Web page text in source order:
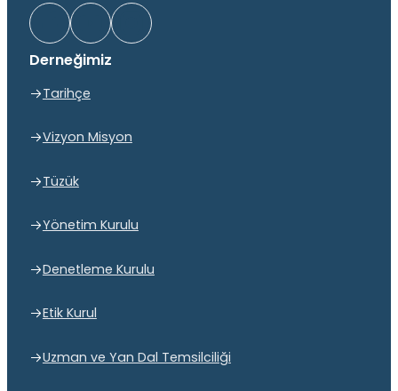
Derneğimiz
Tarihçe
Vizyon Misyon
Tüzük
Yönetim Kurulu
Denetleme Kurulu
Etik Kurul
Uzman ve Yan Dal Temsilciliği